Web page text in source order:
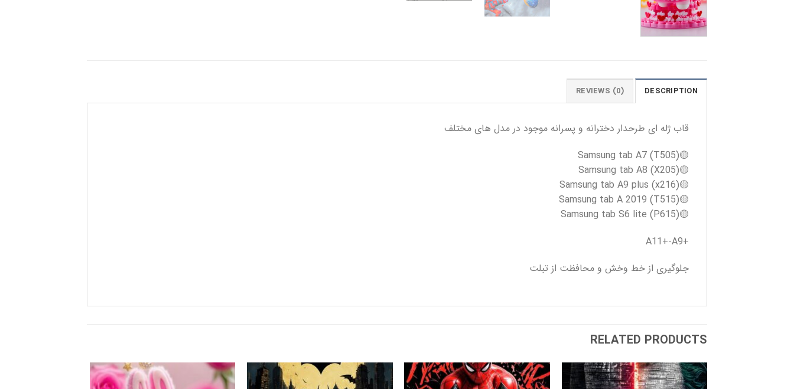
DESCRIPTION
REVIEWS (0)
قاب ژله ای طرحدار دخترانه و پسرانه موجود در مدل های مختلف
🟡Samsung tab A7 (T505)
🟡Samsung tab A8 (X205)
🟡Samsung tab A9 plus (x216)
🟡Samsung tab A 2019 (T515)
🟡Samsung tab S6 lite (P615)
+A11+-A9
جلوگیری از خط وخش و محافظت از تبلت
RELATED PRODUCTS